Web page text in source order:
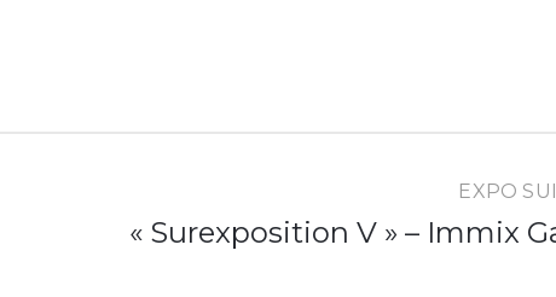
EXPO
« Surexposition V » – Immix